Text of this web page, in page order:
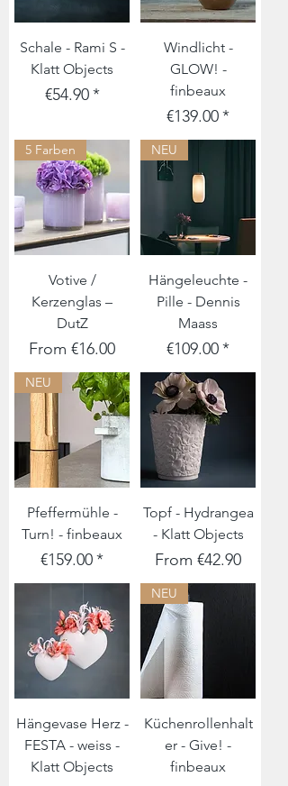
Schale - Rami S -
Klatt Objects
Price
€54.90
Windlicht -
GLOW! -
finbeaux
Price
€139.00
5 Farben
Votive /
Kerzenglas –
DutZ
From €16.00
Sale Price
NEU
Hängeleuchte -
Pille - Dennis
Maass
Price
€109.00
NEU
Pfeffermühle -
Turn! - finbeaux
Price
€159.00
Topf - Hydrangea
- Klatt Objects
From €42.90
Sale Price
Hängevase Herz -
FESTA - weiss -
Klatt Objects
NEU
Küchenrollenhalt
er - Give! -
finbeaux